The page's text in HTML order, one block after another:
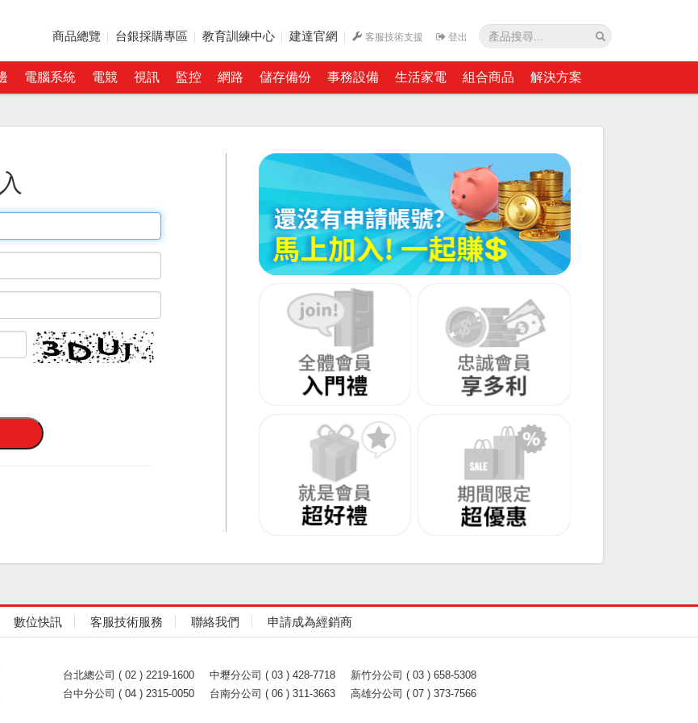
商品總覽 台銀採購專區 教育訓練中心 建達官網 客服技術支援 登出
電腦系統 電競 視訊 監控 網路 儲存備份 事務設備 生活家電 組合商品 解決方案
數位快訊 客服技術服務 聯絡我們 申請成為經銷商
台北總公司 ( 02 ) 2219-1600 中壢分公司 ( 03 ) 428-7718
新竹分公司 ( 03 ) 658-5308
台中分公司 ( 04 ) 2315-0050
台南分公司 ( 06 ) 311-3663 高雄分公司 ( 07 ) 373-7566